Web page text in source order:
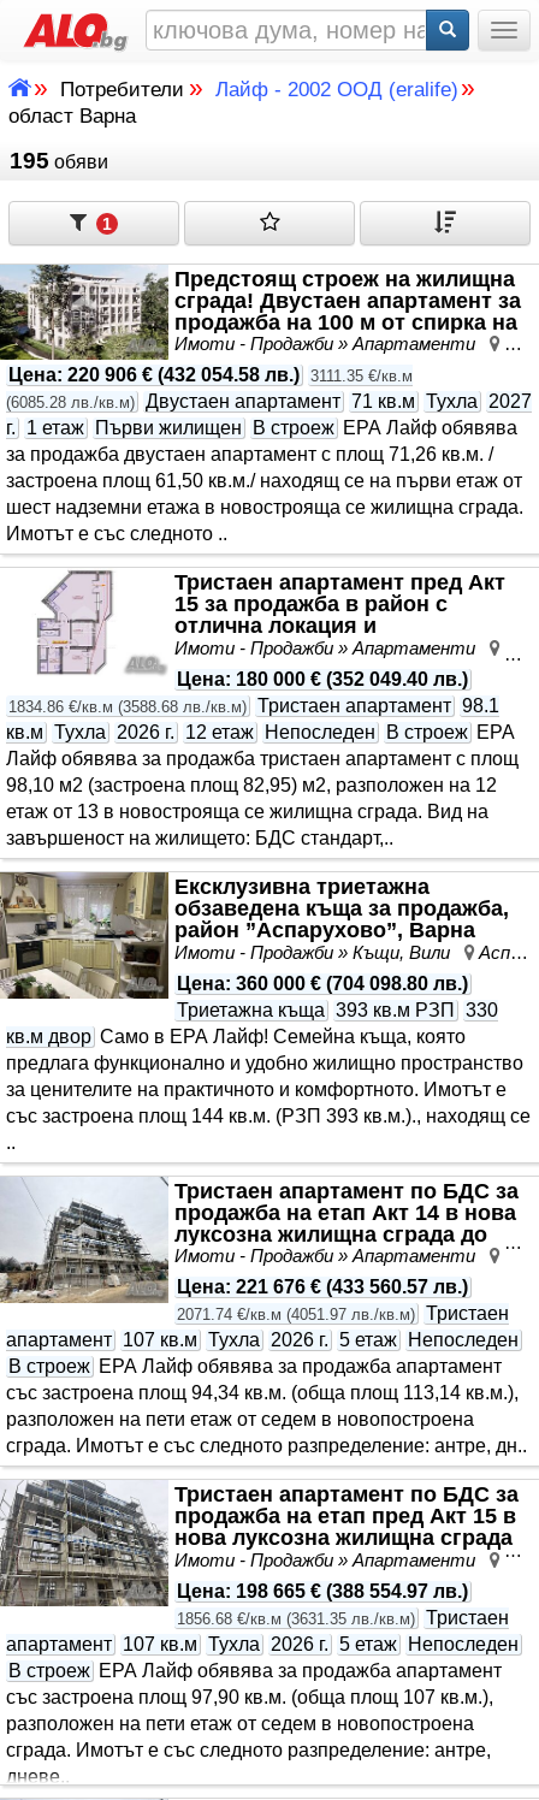
» Потребители» Лайф - 2002 ООД (eralife) »
област Варна
195 обяви
1
Предстоящ строеж на жилищна
сграда! Двустаен апартамент за
продажба на 100 м от спирка на
градски тр..
Имоти - Продажби » Апартаменти
Св.
Цена: 220 906 € (432 054.58 лв.) 3111.35 €/кв.м
(6085.28 лв./кв.м) Двустаен апартамент 71 кв.м Тухла
2027
г.
1 етаж Първи жилищен В строеж ЕРА Лайф обявява
за продажба двустаен апартамент с площ 71,26 кв.м. /
застроена площ 61,50 кв.м./ находящ се на първи етаж от
шест надземни етажа в новострояща се жилищна сграда.
Имотът е със следното ..
Тристаен апартамент пред Акт
15 за продажба в район с
отлична локация и
инфраструктура, Възраждане I..
Имоти - Продажби » Апартаменти
Цена: 180 000 € (352 049.40 лв.)
1834.86 €/кв.м (3588.68 лв./кв.м) Тристаен апартамент 98.1
кв.м Тухла 2026 г. 12 етаж Непоследен В строеж ЕРА
Лайф обявява за продажба тристаен апартамент с площ
98,10 м2 (застроена площ 82,95) м2, разположен на 12
етаж от 13 в новострояща се жилищна сграда. Вид на
завършеност на жилището: БДС стандарт,..
Ексклузивна триетажна
обзаведена къща за продажба,
район ”Аспарухово”, Варна
Имоти - Продажби » Къщи, Вили
Аспарухово, Варна, област Варна
Цена: 360 000 € (704 098.80 лв.)
Триетажна къща 393 кв.м РЗП
330
кв.м двор Само в ЕРА Лайф! Семейна къща, която
предлага функционално и удобно жилищно пространство
за ценителите на практичното и комфортното. Имотът е
със застроена площ 144 кв.м. (РЗП 393 кв.м.)., находящ се
..
Тристаен апартамент по БДС за
продажба на етап Акт 14 в нова
луксозна жилищна сграда до
Университетс..
Имоти - Продажби » Апартаменти
Цена: 221 676 € (433 560.57 лв.)
2071.74 €/кв.м (4051.97 лв./кв.м) Тристаен
апартамент 107 кв.м Тухла 2026 г. 5 етаж
Непоследен
В строеж ЕРА Лайф обявява за продажба апартамент
със застроена площ 94,34 кв.м. (обща площ 113,14 кв.м.),
разположен на пети етаж от седем в новопостроена
сграда. Имотът е със следното разпределение: антре, дн..
Тристаен апартамент по БДС за
продажба на етап пред Акт 15 в
нова луксозна жилищна сграда
до Универс..
Имоти - Продажби » Апартаменти
Цена: 198 665 € (388 554.97 лв.)
1856.68 €/кв.м (3631.35 лв./кв.м) Тристаен
апартамент 107 кв.м Тухла 2026 г. 5 етаж
Непоследен
В строеж ЕРА Лайф обявява за продажба апартамент
със застроена площ 97,90 кв.м. (обща площ 107 кв.м.),
разположен на пети етаж от седем в новопостроена
сграда. Имотът е със следното разпределение: антре,
дневе..